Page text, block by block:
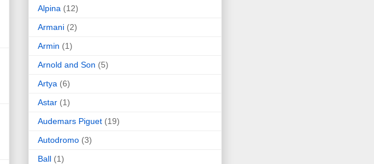
Alpina (12)
Armani (2)
Armin (1)
Arnold and Son (5)
Artya (6)
Astar (1)
Audemars Piguet (19)
Autodromo (3)
Ball (1)